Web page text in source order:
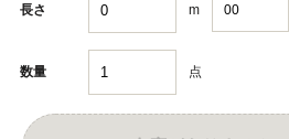
長さ m
数量 点